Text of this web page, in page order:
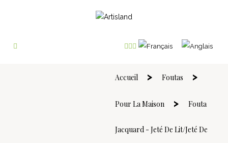
Accueil Foutas
Pour La Maison Fouta
Jacquard - Jeté De Lit/Jeté De